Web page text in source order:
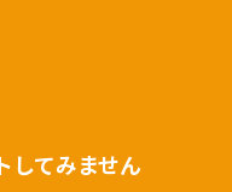
してみません